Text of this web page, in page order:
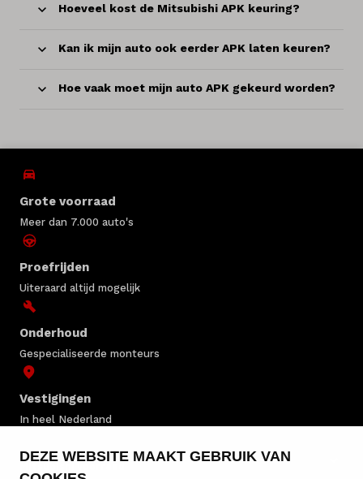
DEZE WEBSITE MAAKT GEBRUIK VAN
Hoeveel kost de Mitsubishi APK keuring?
Kan ik mijn auto ook eerder APK laten keuren?
Hoe vaak moet mijn auto APK gekeurd worden?
Grote voorraad
Meer dan 7.000 auto's
Proefrijden
Uiteraard altijd mogelijk
Onderhoud
Gespecialiseerde monteurs
Vestigingen
In heel Nederland